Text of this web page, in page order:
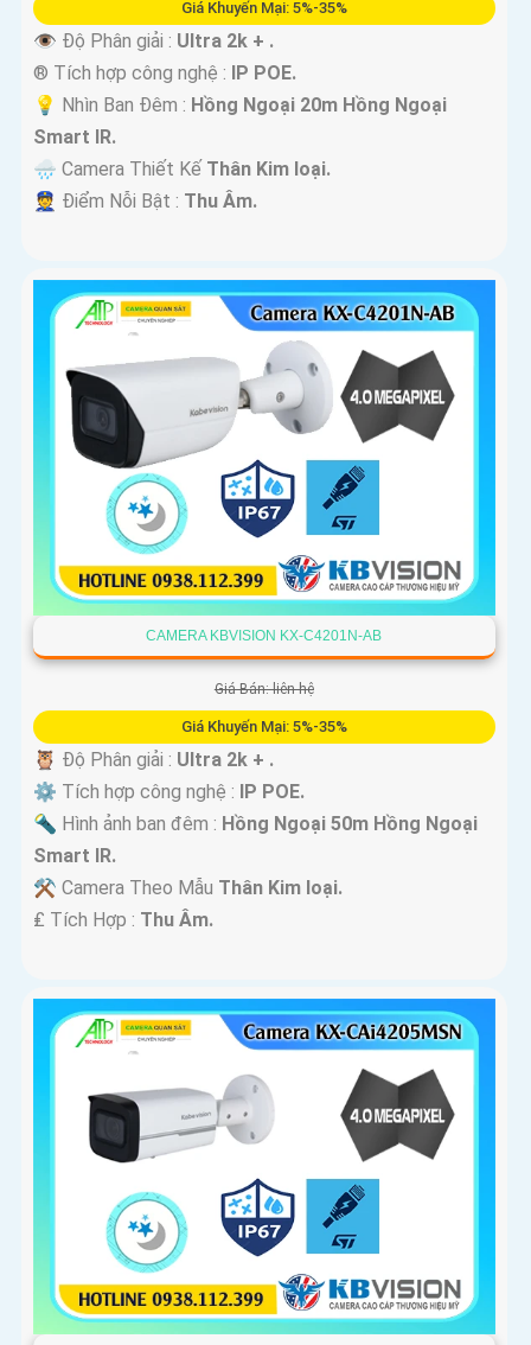
Giá Khuyến Mại: 5%-35%
👁 Độ Phân giải : Ultra 2k + .
®️ Tích hợp công nghệ : IP POE.
💡 Nhìn Ban Đêm : Hồng Ngoại 20m Hồng Ngoại
Smart IR.
🌧️ Camera Thiết Kế Thân Kim loại.
️👮 Điểm Nỗi Bật : Thu Âm.
CAMERA KBVISION KX-C4201N-AB
Giá Bán: liên hệ
Giá Khuyến Mại: 5%-35%
🦉 Độ Phân giải : Ultra 2k + .
⚙ Tích hợp công nghệ : IP POE.
🔦 Hình ảnh ban đêm : Hồng Ngoại 50m Hồng Ngoại
Smart IR.
⚒ Camera Theo Mẫu Thân Kim loại.
️₤ Tích Hợp : Thu Âm.